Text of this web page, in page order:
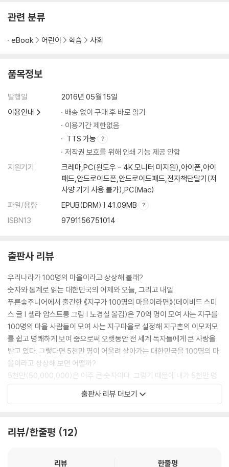
관련 분류
eBook 어린이 학습 사회
품목정보
발행일
2016년 05월 15일
이용안내
배송 없이 구매 후 바로 읽기
이용기간 제한없음
TTS 가능
저작권 보호를 위해 인쇄 기능 제공 안함
지원기기
크레마,PC(윈도우 - 4K 모니터 미지원),아이폰,아이
패드,안드로이드폰,안드로이드패드,전자책단말기(저
사양 기기 사용 불가),PC(Mac)
파일/용량
EPUB(DRM) | 41.09MB
ISBN13
9791156751014
출판사 리뷰
우리나라가 100명의 마을이라고 상상해 볼래?
숫자와 통계로 읽는 대한민국의 어제와 오늘, 그리고 내일
푸른숲주니어에서 출간한 《지구가 100명의 마을이라면》(데이비드 스미
스 글 | 셸라 암스트롱 그림 | 노경실 옮김)은 70억 명이 모여 사는 지구를
100명의 마을 사람들이 모여 사는 지구마을로 설정해 지구촌의 이모저모
를 쉽고 명쾌하게 보여 줌으로써 오랫동안 전 세계 독자들에게 큰 사랑을
받고 있다. 그렇다면 5천만 명이 어울려 살아가는 대한민국을 100명의 마
을이라고 상상해 보면 어떨까?
5천만(50,000,000)은 아주 큰 숫자이다. 그렇기 때문에 내가 5천만 명
중의 한 명이라고 생각하면, 사회 구성원 대부분은 나와 상관없는 사람들
로 느껴진다. 하지만 우리나라를 100명이 사는 마을로 상상해 보면, 마을
숫자로 접했을 때 가늠하기 어려운 사실을 쉽고 빠르게 파악할 수 있기 때
리 사회의 다양한 현상과 문제들을 한눈에 들여다볼 수 있다.
출판사 리뷰 더보기
리뷰/한줄평 12
리뷰 한줄평